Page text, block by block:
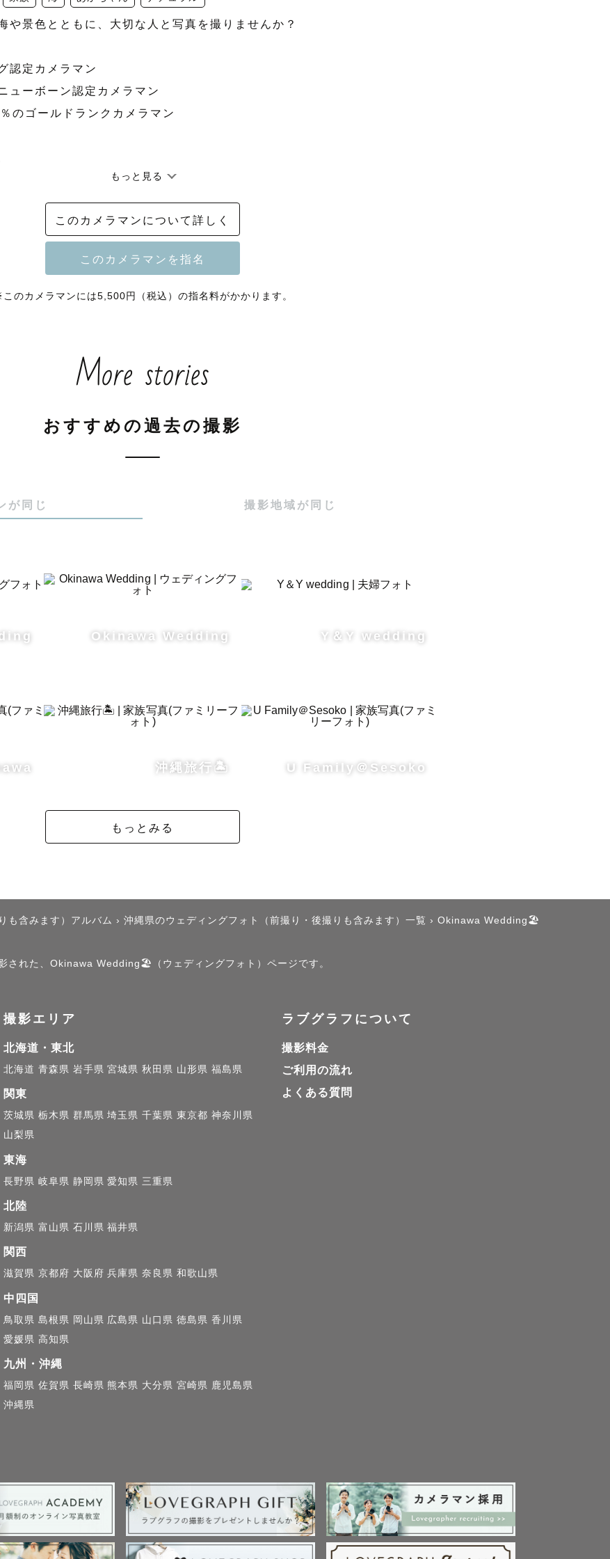
や景色とともに、大切な人と写真を撮りませんか？
認定カメラマン
ューボーン認定カメラマン
のゴールドランクカメラマン
カメラマンの「はる」です。
真にぎゅっと閉じ込めて未来への贈り物に。
る、リビングに飾っても違和感のない、そんな写真を目指して
男児2人の母でもあります。
らウエディングまで、素敵な瞬間を残すお手伝いをさせていた
出に、またいつもの場所で。大切な人との瞬間を丁寧に切り取
くる変わる沖縄で、撮影場所の選び方がとても大事な撮影にな
いただきます。
レスでのクラシックな撮影や、ワンピースなどでのカジュアル
の撮影をご希望の場合は、汗染みの目立たない色をおすすめい
、夏に限り、日の出と共に早朝撮影も承っております。
空気感をそのまま写真に残せるような撮影を心がけています。
影
と関わる仕事をしていたことから、子どもの写真を撮りたくて
ーになりました。
うちは毎日がバタバタと嵐のように過ぎていきますが、その嵐
幸せで尊い瞬間であるかを、写真に残すことで感じていただけ
す。
員の写真はなかなか撮れません。そんな家族に寄り添って、旅
お手伝いもさせていただけたらなと思っています。
幸せをいつかの未来に」
ルクタイムや泣き顔も可愛い瞬間になりますので、ご家族には
していただけたらなと思います。
ゃんは1日1日毎日成長が著しく、表情も変わっていきます。ぜ
しか撮れないお写真を残して頂きたいと思います。
もっと見る
このカメラマンについて詳しく
のカメラマンには5,500円（税込）の指名料がかかります。
More stories
おすすめの過去の撮影
が同じ 撮影地域が同じ
Okinawa Wedding Y＆Y wedding
沖縄旅行🏝️ U Family＠Sesoko
もっとみる
も含みます）アルバム › 沖縄県のウェディングフォト（前撮り・後撮りも含みます）一覧 › Okinawa Wedding🏖️
された、Okinawa Wedding🏖️（ウェディングフォト）ページです。
撮影エリア
北海道・東北
北海道 青森県 岩手県 宮城県 秋田県 山形県 福島県
関東
茨城県 栃木県 群馬県 埼玉県 千葉県 東京都 神奈川県
山梨県
東海
長野県 岐阜県 静岡県 愛知県 三重県
北陸
新潟県 富山県 石川県 福井県
関西
滋賀県 京都府 大阪府 兵庫県 奈良県 和歌山県
中四国
鳥取県 島根県 岡山県 広島県 山口県 徳島県 香川県
愛媛県 高知県
九州・沖縄
福岡県 佐賀県 長崎県 熊本県 大分県 宮崎県 鹿児島県
沖縄県
ラブグラフについて
撮影料金
ご利用の流れ
よくある質問